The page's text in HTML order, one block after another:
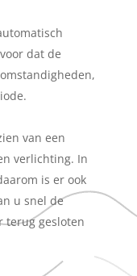
dat de
van een
verlichting. In
is er ook
u snel de
terug gesloten